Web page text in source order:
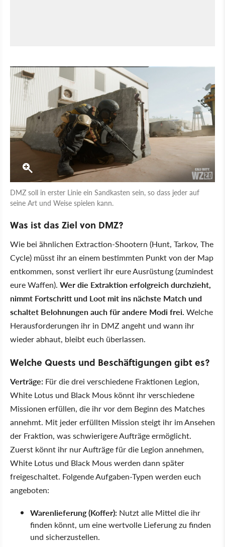
DMZ soll in erster Linie ein Sandkasten sein, so dass jeder auf
seine Art und Weise spielen kann.
Was ist das Ziel von DMZ?
Wie bei ähnlichen Extraction-Shootern (Hunt, Tarkov, The
Cycle) müsst ihr an einem bestimmten Punkt von der Map
entkommen, sonst verliert ihr eure Ausrüstung (zumindest
eure Waffen). Wer die Extraktion erfolgreich durchzieht,
nimmt Fortschritt und Loot mit ins nächste Match und
schaltet Belohnungen auch für andere Modi frei. Welche
Herausforderungen ihr in DMZ angeht und wann ihr
wieder abhaut, bleibt euch überlassen.
Welche Quests und Beschäftigungen gibt es?
Verträge: Für die drei verschiedene Fraktionen Legion,
White Lotus und Black Mous könnt ihr verschiedene
Missionen erfüllen, die ihr vor dem Beginn des Matches
annehmt. Mit jeder erfüllten Mission steigt ihr im Ansehen
der Fraktion, was schwierigere Aufträge ermöglicht.
Zuerst könnt ihr nur Aufträge für die Legion annehmen,
White Lotus und Black Mous werden dann später
freigeschaltet. Folgende Aufgaben-Typen werden euch
angeboten:
Warenlieferung (Koffer): Nutzt alle Mittel die ihr
finden könnt, um eine wertvolle Lieferung zu finden
und sicherzustellen.